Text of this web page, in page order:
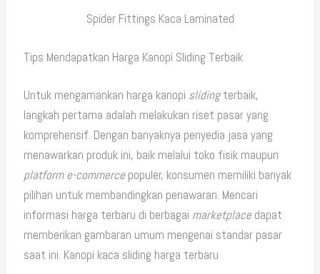
Spider Fittings Kaca Laminated
Tips Mendapatkan Harga Kanopi Sliding Terbaik
Untuk mengamankan harga kanopi slidingterbaik,
langkah pertama adalah melakukan riset pasar yang
komprehensif. Dengan banyaknya penyedia jasa yang
menawarkan produk ini, baik melalui toko fisik maupun
platform e-commercepopuler, konsumen memiliki banyak
pilihan untuk membandingkan penawaran. Mencari
informasi harga terbaru di berbagai marketplacedapat
memberikan gambaran umum mengenai standar pasar
saat ini. Kanopi kaca sliding harga terbaru